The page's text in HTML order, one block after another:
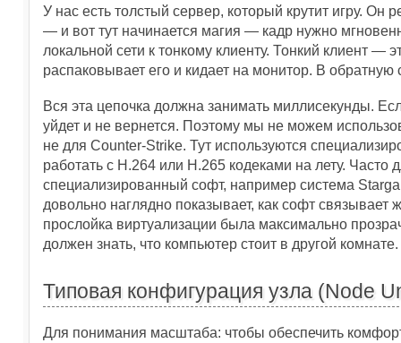
У нас есть толстый сервер, который крутит игру. Он
— и вот тут начинается магия — кадр нужно
локальной сети к тонкому клиенту. Тонкий клиент —
распаковывает его и кидает на монитор. В
Вся эта цепочка должна занимать миллисекунды.
уйдет и не вернется. Поэтому мы не можем
не для Counter-Strike. Тут используются
работать с H.264 или H.265 кодеками на лету.
специализированный софт, например система
довольно наглядно показывает, как софт
прослойка виртуализации была максимально
должен знать, что компьютер стоит в другой комнате.
Типовая конфигурация узла (Node
Для понимания масштаба: чтобы обеспечить